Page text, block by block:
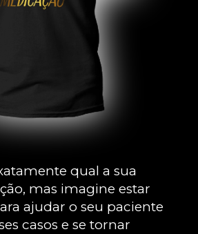
qual a sua
mas imagine estar
ajudar o seu paciente
casos e se tornar